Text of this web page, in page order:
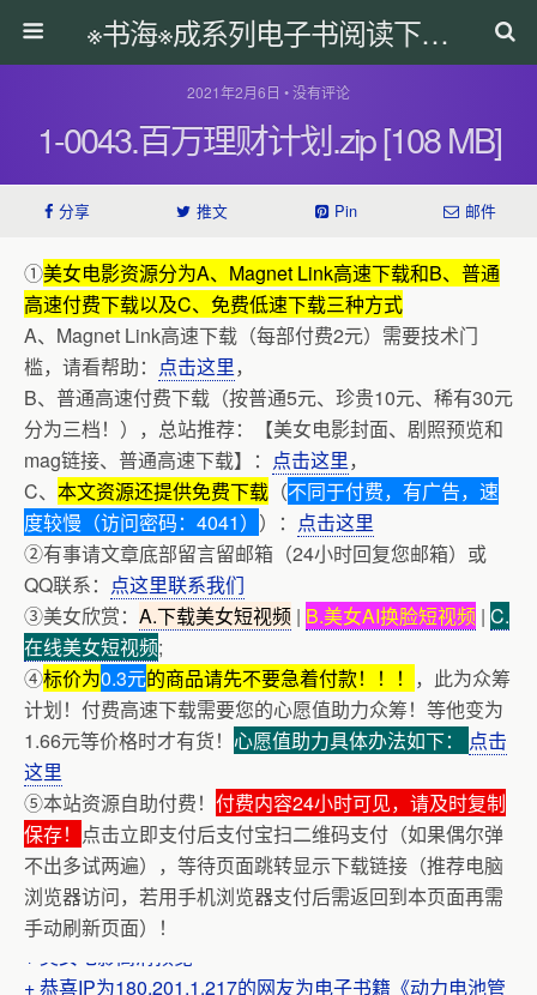
※书海※成系列电子书阅读下载网
2021年2月6日 • 没有评论
1-0043.百万理财计划.zip [108 MB]
分享 推文 Pin 邮件
①美女电影资源分为A、Magnet Link高速下载和B、普通
高速付费下载以及C、免费低速下载三种方式
A、Magnet Link高速下载（每部付费2元）需要技术门
槛，请看帮助： 点击这里，
B、普通高速付费下载（按普通5元、珍贵10元、稀有30元
分为三档！），总站推荐：【美女电影封面、剧照预览和
mag链接、普通高速下载】： 点击这里，
C、 本文资源还提供免费下载 （不同于付费，有广告，速
度较慢（访问密码：4041） ）： 点击这里
②有事请文章底部留言留邮箱（24小时回复您邮箱）或
QQ联系： 点这里联系我们
③美女欣赏： A.下载美女短视频 | B.美女AI换脸短视频 | C.
在线美女短视频;
④标价为0.3元的商品请先不要急着付款！！！ ，此为众筹
计划！付费高速下载需要您的心愿值助力众筹！等他变为
1.66元等价格时才有货！ 心愿值助力具体办法如下： 点击
这里
⑤本站资源自助付费！ 付费内容24小时可见，请及时复制
保存！ 点击立即支付后支付宝扫二维码支付（如果偶尔弹
不出多试两遍），等待页面跳转显示下载链接（推荐电脑
浏览器访问，若用手机浏览器支付后需返回到本页面再需
手动刷新页面）！
+ 恭喜IP为180.201.1.217的网友为电子书籍《动力电池管